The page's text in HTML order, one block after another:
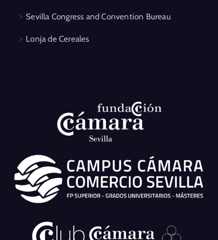
Sevilla Congress and Convention Bureau
Lonja de Cereales